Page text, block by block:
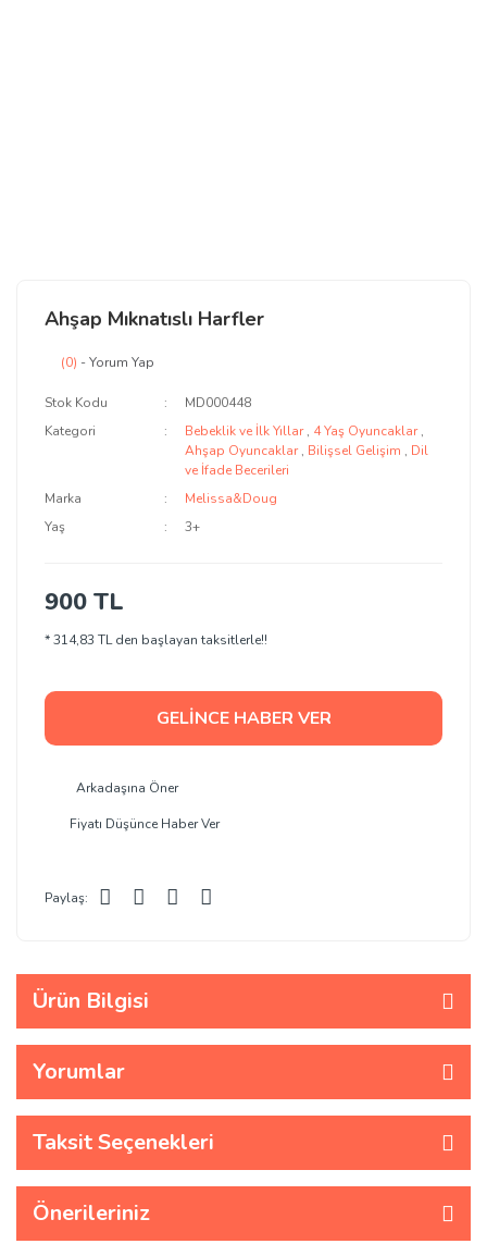
Ahşap Mıknatıslı Harfler
(0) - Yorum Yap
Stok Kodu
MD000448
Kategori
Bebeklik ve İlk Yıllar , 4 Yaş Oyuncaklar ,
Ahşap Oyuncaklar , Bilişsel Gelişim , Dil
ve İfade Becerileri
Marka
Melissa&Doug
Yaş
3+
900 TL
* 314,83 TL den başlayan taksitlerle!!
GELİNCE HABER VER
Arkadaşına Öner
Fiyatı Düşünce Haber Ver
Paylaş:
Ürün Bilgisi
Yorumlar
Taksit Seçenekleri
Önerileriniz